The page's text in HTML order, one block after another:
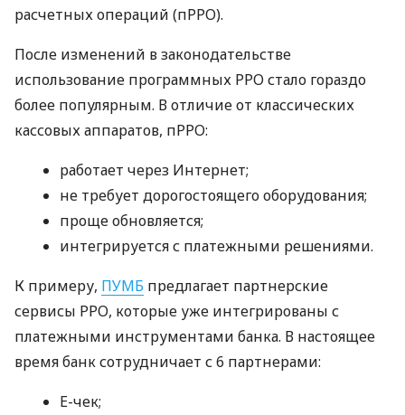
расчетных операций (пРРО).
После изменений в законодательстве
использование программных РРО стало гораздо
более популярным. В отличие от классических
кассовых аппаратов, пРРО:
работает через Интернет;
не требует дорогостоящего оборудования;
проще обновляется;
интегрируется с платежными решениями.
К примеру, ПУМБ предлагает партнерские
сервисы РРО, которые уже интегрированы с
платежными инструментами банка. В настоящее
время банк сотрудничает с 6 партнерами:
E-чек;